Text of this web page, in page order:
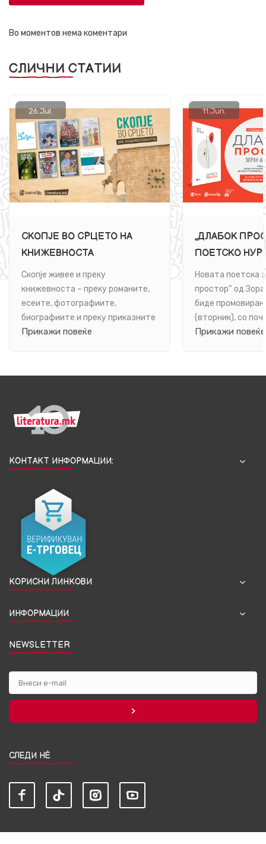
Во моментов нема коментари
СЛИЧНИ СТАТИИ
26.Jul.
СКОПЈЕ ВО СРЦЕТО НА
КНИЖЕВНОСТА
Скопје живее и преку
книжевноста – преку романите,
есеите, фотографиите,
биографиите и преку приказните
што ги чуваат неговите улици,
Прикажи повеќе
11.Jun.
„ДЛАБОК
ПОЕТСКО
СВЕТОТ НА
АНЧЕВСКИ
Новата поетска
простор“ од
биде
(вторник), со
часот, во
Прикажи повеќе
КОНТАКТ ИНФОРМАЦИИ:
КОРИСНИ ЛИНКОВИ
ИНФОРМАЦИИ
NEWSLETTER
СЛЕДИ НЀ